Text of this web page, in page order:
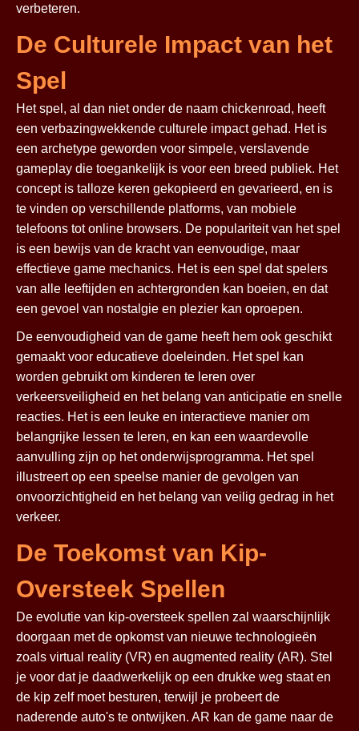
verbeteren.
De Culturele Impact van het
Spel
Het spel, al dan niet onder de naam chickenroad, heeft
een verbazingwekkende culturele impact gehad. Het is
een archetype geworden voor simpele, verslavende
gameplay die toegankelijk is voor een breed publiek. Het
concept is talloze keren gekopieerd en gevarieerd, en is
te vinden op verschillende platforms, van mobiele
telefoons tot online browsers. De populariteit van het spel
is een bewijs van de kracht van eenvoudige, maar
effectieve game mechanics. Het is een spel dat spelers
van alle leeftijden en achtergronden kan boeien, en dat
een gevoel van nostalgie en plezier kan oproepen.
De eenvoudigheid van de game heeft hem ook geschikt
gemaakt voor educatieve doeleinden. Het spel kan
worden gebruikt om kinderen te leren over
verkeersveiligheid en het belang van anticipatie en snelle
reacties. Het is een leuke en interactieve manier om
belangrijke lessen te leren, en kan een waardevolle
aanvulling zijn op het onderwijsprogramma. Het spel
illustreert op een speelse manier de gevolgen van
onvoorzichtigheid en het belang van veilig gedrag in het
verkeer.
De Toekomst van Kip-
Oversteek Spellen
De evolutie van kip-oversteek spellen zal waarschijnlijk
doorgaan met de opkomst van nieuwe technologieën
zoals virtual reality (VR) en augmented reality (AR). Stel
je voor dat je daadwerkelijk op een drukke weg staat en
de kip zelf moet besturen, terwijl je probeert de
naderende auto's te ontwijken. AR kan de game naar de